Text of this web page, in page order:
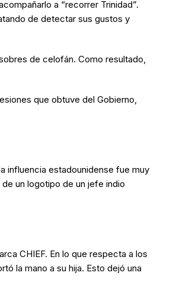
a “recorrer Trinidad”.
de detectar sus gustos y
de celofán. Como resultado,
que obtuve del Gobierno,
influencia estadounidense fue muy
un logotipo de un jefe indio
CHIEF. En lo que respecta a los
la mano a su hija. Esto dejó una